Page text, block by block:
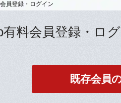
員登録・ログイン
有料会員登録・ロ
既存会員